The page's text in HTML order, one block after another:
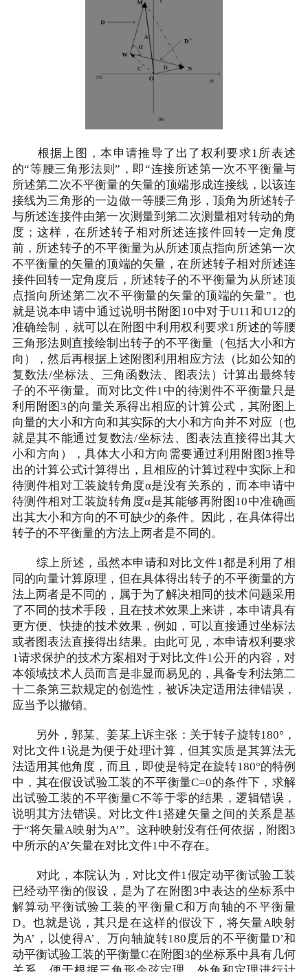
根据上图，本申请推导了出了权利要求1所表述
的“等腰三角形法则”，即“连接所述第一次不平衡量与
所述第二次不平衡量的矢量的顶端形成连接线，以该连
接线为三角形的一边做一等腰三角形，顶角为所述转子
与所述连接件由第一次测量到第二次测量相对转动的角
度；这样，在所述转子相对所述连接件回转一定角度
前，所述转子的不平衡量为从所述顶点指向所述第一次
不平衡量的矢量的顶端的矢量，在所述转子相对所述连
接件回转一定角度后，所述转子的不平衡量为从所述顶
点指向所述第二次不平衡量的矢量的顶端的矢量”。也
就是说本申请中通过说明书附图10中对于U11和U12的
准确绘制，就可以在附图中利用权利要求1所述的等腰
三角形法则直接绘制出转子的不平衡量（包括大小和方
向），然后再根据上述附图利用相应方法（比如公知的
复数法/坐标法、三角函数法、图表法）计算出最终转
子的不平衡量。而对比文件1中的待测件不平衡量只是
利用附图3的向量关系得出相应的计算公式，其附图上
向量的大小和方向和其实际的大小和方向并不对应（也
就是其不能通过复数法/坐标法、图表法直接得出其大
小和方向），具体大小和方向需要通过利用附图3推导
出的计算公式计算得出，且相应的计算过程中实际上和
待测件相对工装旋转角度α是没有关系的，而本申请中
待测件相对工装旋转角度α是其能够再附图10中准确画
出其大小和方向的不可缺少的条件。因此，在具体得出
转子的不平衡量的方法上两者是不同的。
综上所述，虽然本申请和对比文件1都是利用了相
同的向量计算原理，但在具体得出转子的不平衡量的方
法上两者是不同的，属于为了解决相同的技术问题采用
了不同的技术手段，且在技术效果上来讲，本申请具有
更方便、快捷的技术效果，例如，可以直接通过坐标法
或者图表法直接得出结果。由此可见，本申请权利要求
1请求保护的技术方案相对于对比文件1公开的内容，对
本领域技术人员而言是非显而易见的，具备专利法第二
十二条第三款规定的创造性，被诉决定适用法律错误，
应当予以撤销。
另外，郭某、姜某上诉主张：关于转子旋转180°，
对比文件1说是为便于处理计算，但其实质是其算法无
法适用其他角度，而且，即使是特定在旋转180°的特例
中，其在假设试验工装的不平衡量C=0的条件下，求解
出试验工装的不平衡量C不等于零的结果，逻辑错误，
说明其方法错误。对比文件1搭建矢量之间的关系是基
于“将矢量A映射为A’”。这种映射没有任何依据，附图3
中所示的A’矢量在对比文件1中不存在。
对此，本院认为，对比文件1假定动平衡试验工装
已经动平衡的假设，是为了在附图3中表达的坐标系中
解算动平衡试验工装的平衡量C和万向轴的不平衡量
D。也就是说，其只是在这样的假设下，将矢量A映射
为A’，以使得A’、万向轴旋转180度后的不平衡量D’和
动平衡试验工装的平衡量C在附图3的坐标系中具有几何